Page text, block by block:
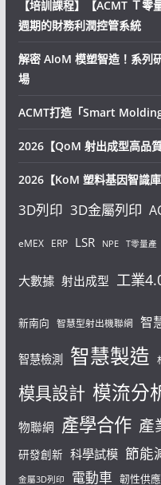
【培訓課程】【ACMT Ｔ
週期的財務利潤控管系統
解密 AIoM 模塑智造！系列
場
ACMT打造「Smart
2026【QoM 射出成型高品
2026【KoM 塑料基因智識
3D列印 3D金屬列印
eMEX ERP LSR NPE T零量產
大數據 射出成型 工業
新南向 智慧型射出機聯網 智
智慧檢測 智慧製造
模具設計 模流分
物聯網 產學合作 產
研發創新 科學試模 節能
金屬3D列印 電動車 韌性供